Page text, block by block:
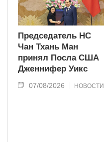
Председатель НС
Чан Тхань Ман
принял Посла США
Дженнифер Уикс
07/08/2026 НОВОСТИ